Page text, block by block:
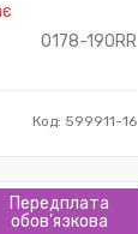
0178-190RR
Код: 599911-16
Передплата
обов'язкова